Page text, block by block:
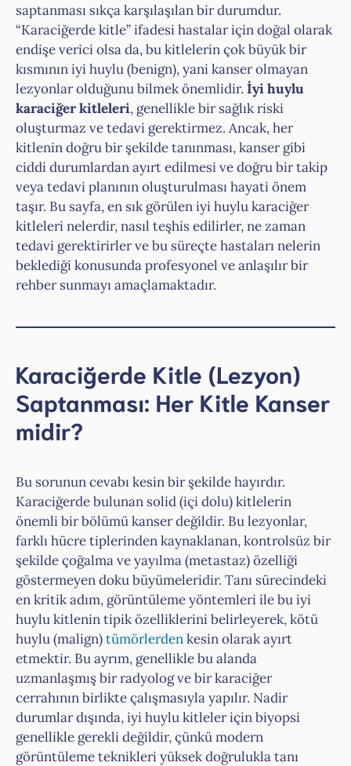
saptanması sıkça karşılaşılan bir durumdur.
“Karaciğerde kitle” ifadesi hastalar için doğal olarak
endişe verici olsa da, bu kitlelerin çok büyük bir
kısmının iyi huylu (benign), yani kanser olmayan
lezyonlar olduğunu bilmek önemlidir. İyi huylu
karaciğer kitleleri, genellikle bir sağlık riski
oluşturmaz ve tedavi gerektirmez. Ancak, her
kitlenin doğru bir şekilde tanınması, kanser gibi
ciddi durumlardan ayırt edilmesi ve doğru bir takip
veya tedavi planının oluşturulması hayati önem
taşır. Bu sayfa, en sık görülen iyi huylu karaciğer
kitleleri nelerdir, nasıl teşhis edilirler, ne zaman
tedavi gerektirirler ve bu süreçte hastaları nelerin
beklediği konusunda profesyonel ve anlaşılır bir
rehber sunmayı amaçlamaktadır.
Karaciğerde Kitle (Lezyon)
Saptanması: Her Kitle Kanser
midir?
Bu sorunun cevabı kesin bir şekilde hayırdır.
Karaciğerde bulunan solid (içi dolu) kitlelerin
önemli bir bölümü kanser değildir. Bu lezyonlar,
farklı hücre tiplerinden kaynaklanan, kontrolsüz bir
şekilde çoğalma ve yayılma (metastaz) özelliği
göstermeyen doku büyümeleridir. Tanı sürecindeki
en kritik adım, görüntüleme yöntemleri ile bu iyi
huylu kitlenin tipik özelliklerini belirleyerek, kötü
huylu (malign)tümörlerdenkesin olarak ayırt
etmektir. Bu ayrım, genellikle bu alanda
uzmanlaşmış bir radyolog ve bir karaciğer
cerrahının birlikte çalışmasıyla yapılır. Nadir
durumlar dışında, iyi huylu kitleler için biyopsi
genellikle gerekli değildir, çünkü modern
görüntüleme teknikleri yüksek doğrulukla tanı